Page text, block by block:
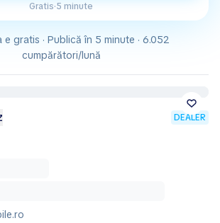
Gratis·5 minute
e gratis · Publică în 5 minute · 6.052
cumpărători/lună
DEALER